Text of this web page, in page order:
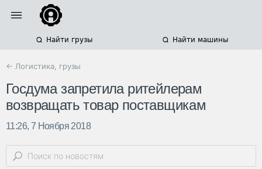
Найти грузы Найти машины
← Логистика, грузы
Госдума запретила ритейлерам
возвращать товар поставщикам
11:26, 7 Ноября 2018